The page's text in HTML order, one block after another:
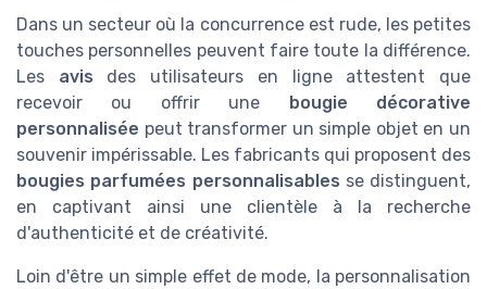
Dans un secteur où la concurrence est rude, les petites
touches personnelles peuvent faire toute la différence.
Les avis des utilisateurs en ligne attestent que
recevoir ou offrir une
bougie décorative
personnalisée peut transformer un simple objet en un
souvenir impérissable. Les fabricants qui proposent des
bougies parfumées personnalisables se distinguent,
en captivant ainsi une clientèle à la recherche
d'authenticité et de créativité.
Loin d'être un simple effet de mode, la personnalisation